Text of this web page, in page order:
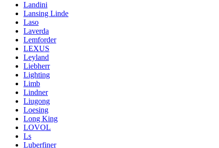
Landini
Lansing Linde
Laso
Laverda
Lemforder
LEXUS
Leyland
Liebherr
Lighting
Limb
Lindner
Liugong
Loesing
Long King
LOVOL
Ls
Luberfiner